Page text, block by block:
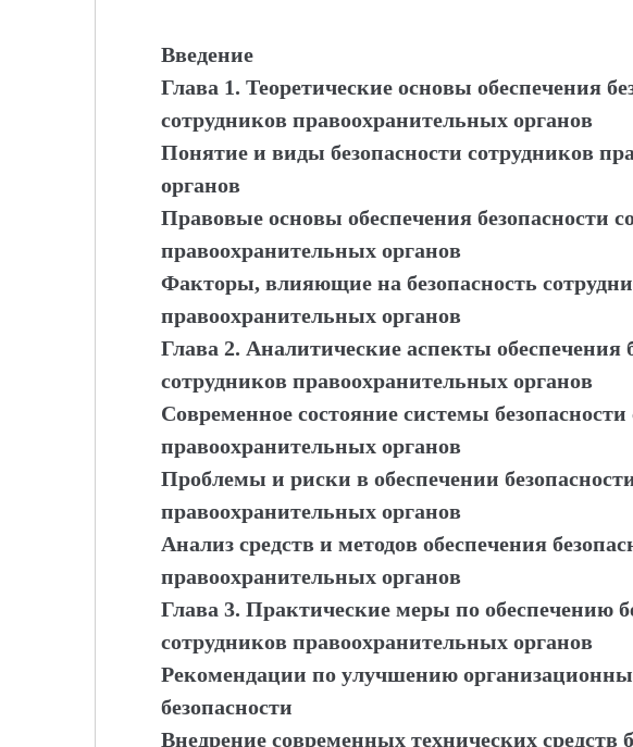
Введение
Глава 1. Теоретические основы обеспечения
сотрудников правоохранительных органов
Понятие и виды безопасности сотрудников
органов
Правовые основы обеспечения безопасности
правоохранительных органов
Факторы, влияющие на безопасность
правоохранительных органов
Глава 2. Аналитические аспекты обеспечения
сотрудников правоохранительных органов
Современное состояние системы
правоохранительных органов
Проблемы и риски в обеспечении
правоохранительных органов
Анализ средств и методов обеспечения
правоохранительных органов
Глава 3. Практические меры по обеспечению
сотрудников правоохранительных органов
Рекомендации по улучшению
безопасности
Внедрение современных технических средств